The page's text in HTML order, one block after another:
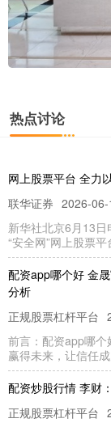
热点讨论
网上股票平台 全力
联华证券 2026-06-
新华社北京6月13
“安全网”网上股票
配资app哪个好 金
分析
正规股票杠杆平台
前言：配资app哪
赢得未来，让信任
配资炒股行情 李财
正规股票杠杆平台